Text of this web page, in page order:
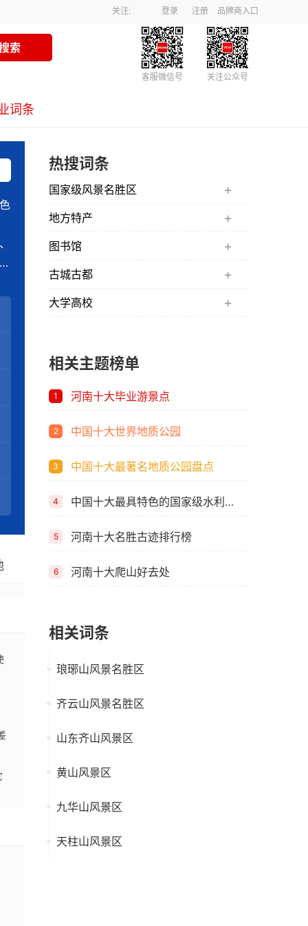
登录 注册 品牌商入口
关注:
客服微信号 关注公众号
词条
热搜词条
国家级风景名胜区
地方特产
图书馆
古城古都
大学高校
相关主题榜单
1 河南十大毕业游景点
2 中国十大世界地质公园
3 中国十大最著名地质公园盘点
4 中国十大最具特色的国家级水利风景区
5 河南十大名胜古迹排行榜
6 河南十大爬山好去处
相关词条
琅琊山风景名胜区
齐云山风景名胜区
山东齐山风景区
黄山风景区
九华山风景区
天柱山风景区